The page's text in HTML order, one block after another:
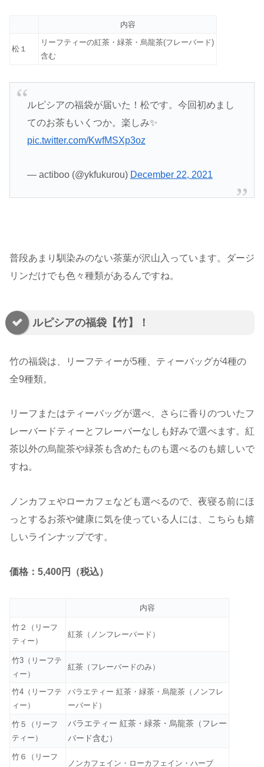
内容
松１
リーフティーの紅茶・緑茶・烏龍茶(フレーバード)
含む
ルピシアの福袋が届いた！松です。今回初めまし
てのお茶もいくつか。楽しみ✨
pic.twitter.com/KwfMSXp3oz
— actiboo (@ykfukurou) December 22, 2021
普段あまり馴染みのない茶葉が沢山入っています。ダージ
リンだけでも色々種類があるんですね。
ルピシアの福袋【竹】！
竹の福袋は、リーフティーが5種、ティーバッグが4種の
全9種類。
リーフまたはティーバッグが選べ、さらに香りのついたフ
レーバードティーとフレーバーなしも好みで選べます。紅
茶以外の烏龍茶や緑茶も含めたものも選べるのも嬉しいで
すね。
ノンカフェやローカフェなども選べるので、夜寝る前にほ
っとするお茶や健康に気を使っている人には、こちらも嬉
しいラインナップです。
価格：5,400円（税込）
内容
竹２（リーフ
ティー）
紅茶（ノンフレーバード）
竹3（リーフテ
ィー）
紅茶（フレーバードのみ）
竹4（リーフテ
ィー）
バラエティー 紅茶・緑茶・烏龍茶（ノンフレ
ーバード）
竹５（リーフ
ティー）
バラエティー 紅茶・緑茶・烏龍茶（フレー
バード含む）
竹６（リーフ
ノンカフェイン・ローカフェイン・ハーブ